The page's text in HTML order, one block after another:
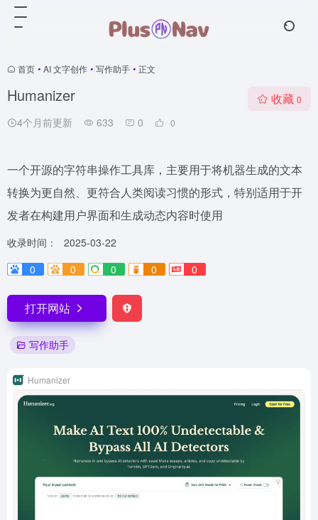
首页 • AI 文字创作 • 写作助手 • 正文
Humanizer
4个月前更新 633 0 0
收藏 0
一个开源的字符串操作工具库，主要用于将机器生成的文本
转换为更自然、更符合人类阅读习惯的形式，特别适用于开
发者在构建用户界面和生成动态内容时使用
收录时间：
2025-03-22
0
0 0 0 0
打开网站
写作助手
Humanizer